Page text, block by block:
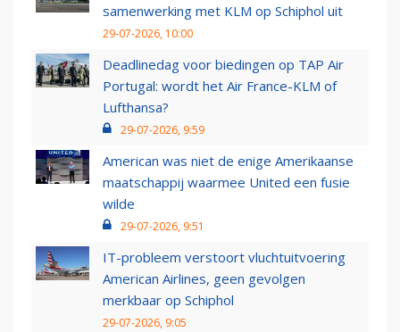
samenwerking met KLM op Schiphol uit
29-07-2026, 10:00
Deadlinedag voor biedingen op TAP Air
Portugal: wordt het Air France-KLM of
Lufthansa?
29-07-2026, 9:59
American was niet de enige Amerikaanse
maatschappij waarmee United een fusie
wilde
29-07-2026, 9:51
IT-probleem verstoort vluchtuitvoering
American Airlines, geen gevolgen
merkbaar op Schiphol
29-07-2026, 9:05